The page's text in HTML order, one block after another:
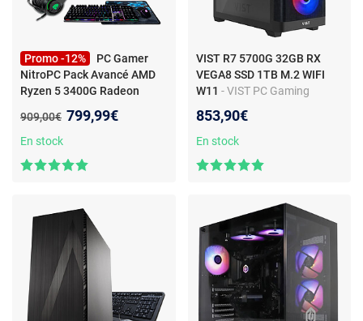
Promo -12%
PC Gamer
NitroPC Pack Avancé AMD
Ryzen 5 3400G Radeon
Ordinateur PC Gamer
NitroPC Pack Avancé - AMD
Graphics, 16 Go RAM DDR4,
Ancien prix :
909,00€ Nouveau prix :
799,99€
En stock
VIST R7 5700G 32GB RX
VEGA8 SSD 1TB M.2 WIFI
W11 - VIST PC Gaming
- SSD 1To M.2 - WIFI -
Windows 11 Pro
853,90€
En stock